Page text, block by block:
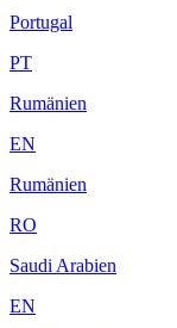
Portugal
PT
Rumänien
EN
Rumänien
RO
Saudi Arabien
EN